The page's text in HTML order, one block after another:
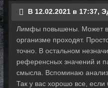
В 12.02.2021 в 17:37,
Лимфы повышены. Может
организме проходят.
точно. В остальном
референсных значений и
смысла. Вспоминаю
Так у вас хорошо все, если